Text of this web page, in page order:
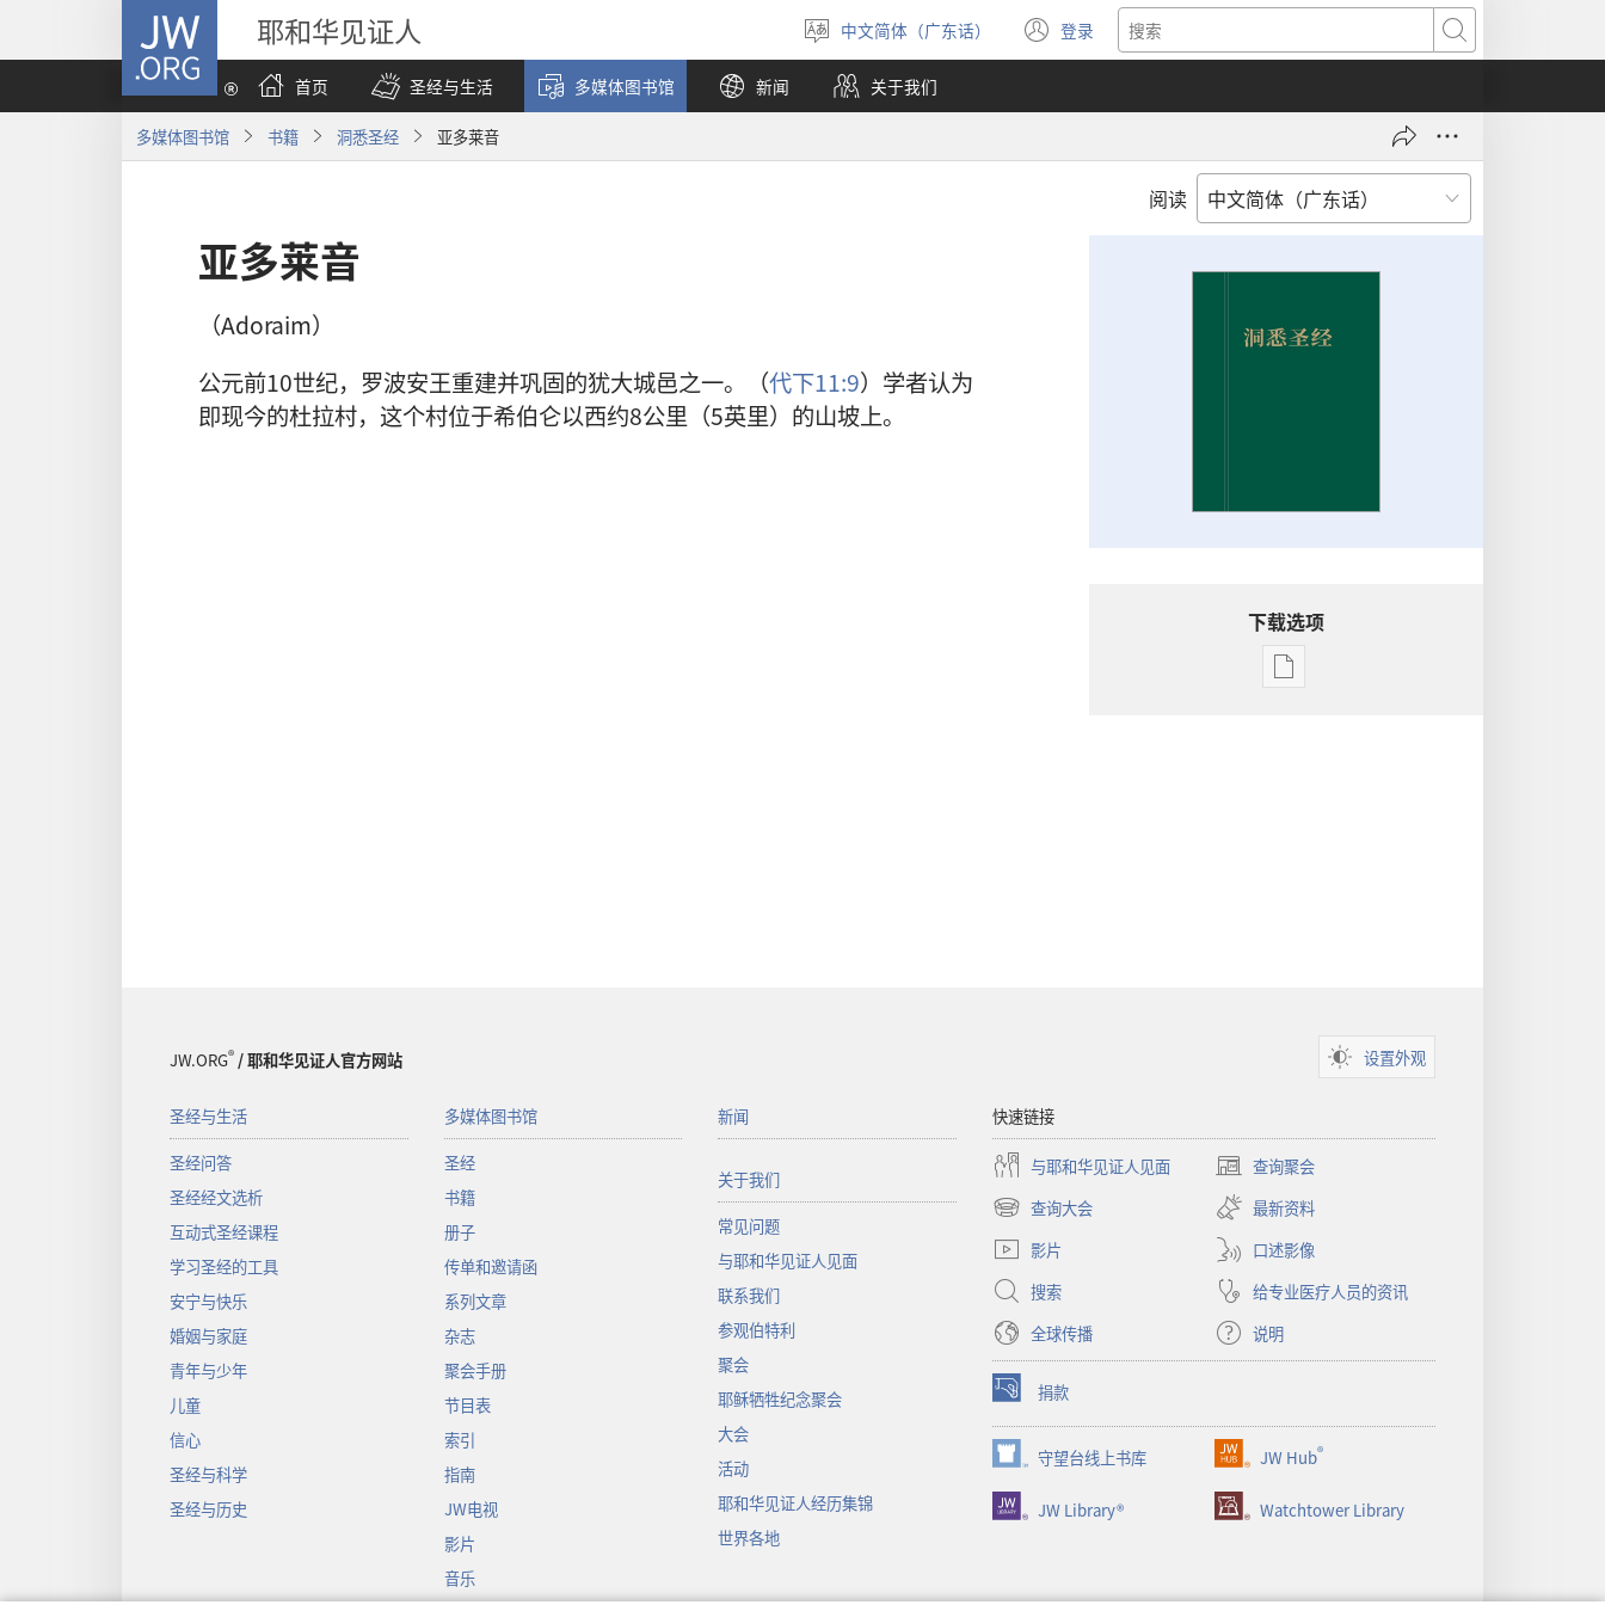
JW.ORG 耶和华见证人
选
择
语
言
中文简体（广东话） 登录
（打
开
窗
搜
索
首页
圣经与生活 多媒体图书馆 新闻 关于我们
多媒体图书馆 书籍 洞悉圣经 亚多莱音
阅读
亚多莱音
（Adoraim）
公元前10世纪，罗波安王重建并巩固的犹大城邑之一。（代下11:9）学者认为
即现今的杜拉村，这个村位于希伯仑以西约8公里（5英里）的山坡上。
下载选项
电
JW.ORG®/ 耶和华见证人官方网站 设置外观
圣经与生活
圣经问答
圣经经文选析
互动式圣经课程
学习圣经的工具
安宁与快乐
婚姻与家庭
青年与少年
儿童
信心
圣经与科学
圣经与历史
多媒体图书馆
圣经
书籍
册子
传单和邀请函
系列文章
杂志
聚会手册
节目表
索引
指南
JW电视
影片
音乐
新闻
关于我们
常见问题
与耶和华见证人见面
联系我们
参观伯特利
聚会
耶稣牺牲纪念聚会
大会
活动
耶和华见证人经历集锦
世界各地
快速链接
与耶和华见证人见面 查询聚会
（打
开
新
窗
口）
查询大会
（打
开
新
窗
口）
最新资料
影片
口述影像
搜索
给专业医疗人员的资讯
全球传播
说明
捐款
（打
开
新
窗
口）
守望台线上书库
（打
开
新
JW Hub®
（打
开
新
JW Library® Watchtower Library